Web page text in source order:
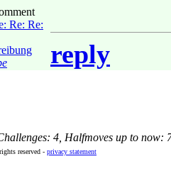
Re: Re:
reply
4, Halfmoves up to now:
reserved - privacy statement